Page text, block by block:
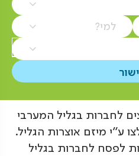
למי?
לחברות בגליל המערבי
ע"י מיזם אוצרות הגליל.
לפסח לחברות בגליל